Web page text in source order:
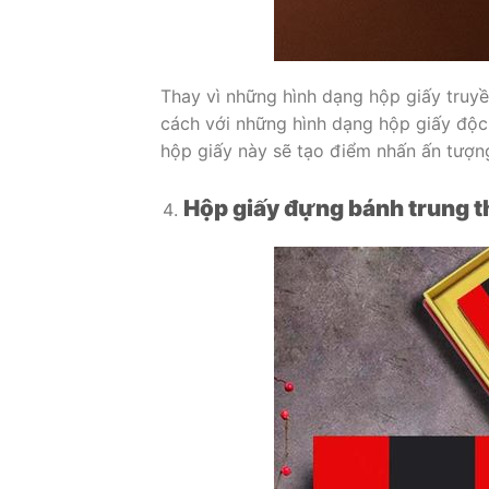
Thay vì những hình dạng hộp giấy
cách với những hình dạng hộp giấy
hộp giấy này sẽ tạo điểm nhấn ấn
Hộp giấy đựng bánh trung